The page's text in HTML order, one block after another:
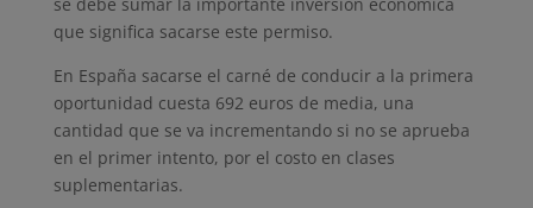
que significa sacarse este permiso.
En España sacarse el carné de conducir a la primera
oportunidad cuesta 692 euros de media, una
cantidad que se va incrementando si no se aprueba
en el primer intento, por el costo en clases
suplementarias.